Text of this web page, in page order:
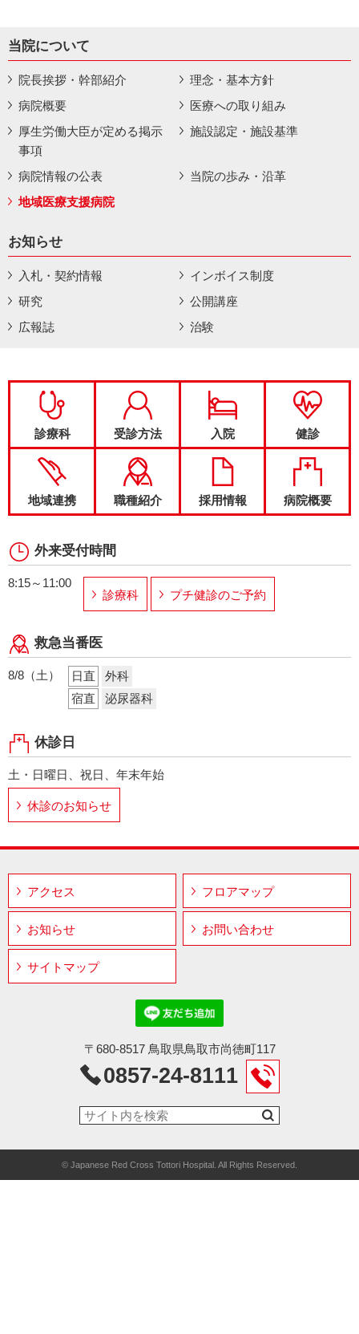
当院について
院長挨拶・幹部紹介
理念・基本方針
病院概要
医療への取り組み
厚生労働大臣が定める掲示
事項
施設認定・施設基準
病院情報の公表
当院の歩み・沿革
地域医療支援病院
お知らせ
入札・契約情報
インボイス制度
研究
公開講座
広報誌
治験
診療科 受診方法 入院 健診
地域連携 職種紹介 採用情報 病院概要
外来受付時間
8:15～11:00
診療科
プチ健診のご予約
救急当番医
8/8（土） 日直
外科
宿直
泌尿器科
休診日
土・日曜日、祝日、年末年始
休診のお知らせ
アクセス フロアマップ
お知らせ お問い合わせ
サイトマップ
〒680-8517 鳥取県鳥取市尚徳町117
0857-24-8111
© Japanese Red Cross Tottori Hospital. All Rights Reserved.